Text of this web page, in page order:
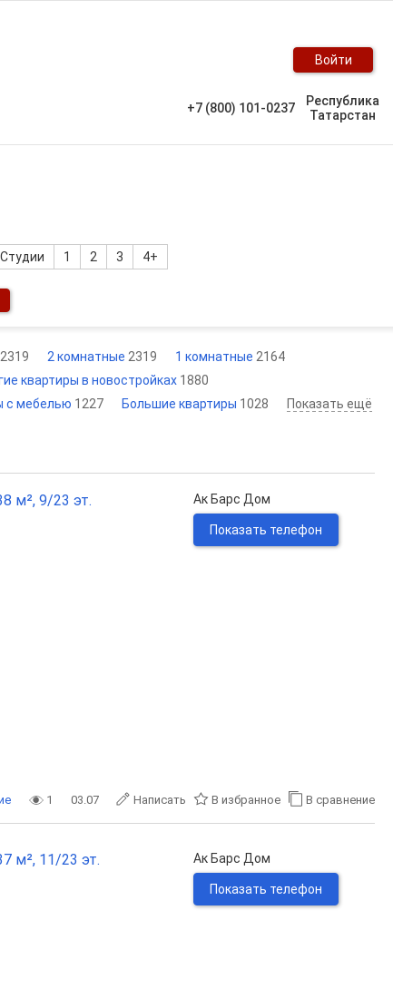
Войти
+7 (800) 101-0237
Республика
Татарстан
Студии 1 2 3 4+
2319 2 комнатные 2319 1 комнатные 2164
квартиры в новостройках 1880
с мебелью 1227 Большие квартиры 1028 Показать ещё
м², 9/23 эт. Ак Барс Дом
Показать телефон
1 03.07 Написать В избранное В сравнение
м², 11/23 эт. Ак Барс Дом
Показать телефон